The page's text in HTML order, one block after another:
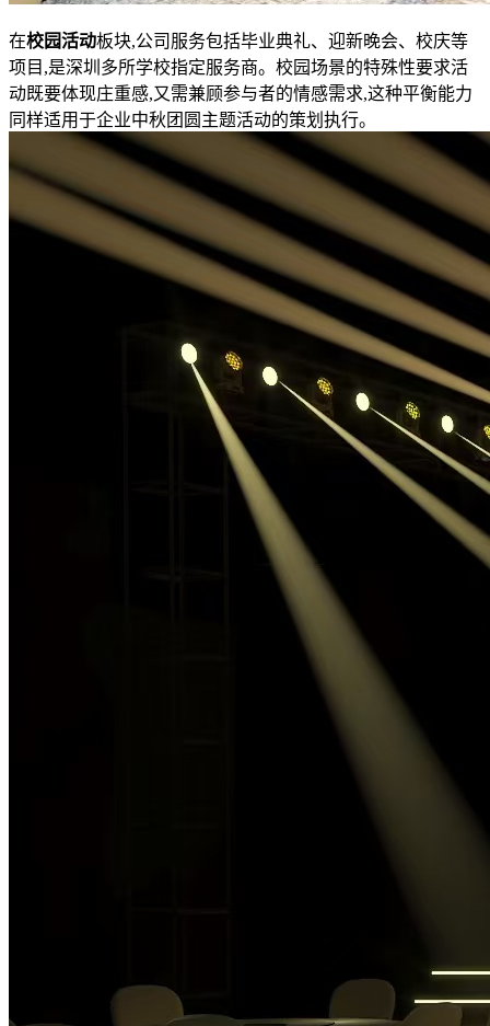
在校园活动板块,公司服务包括毕业典礼、迎新晚会、校庆等
项目,是深圳多所学校指定服务商。校园场景的特殊性要求活
动既要体现庄重感,又需兼顾参与者的情感需求,这种平衡能力
同样适用于企业中秋团圆主题活动的策划执行。